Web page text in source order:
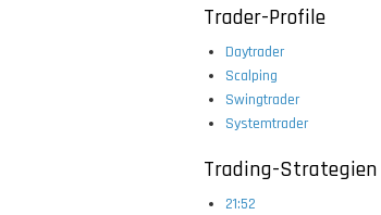
Trader-Profile
Daytrader
Scalping
Swingtrader
Systemtrader
Trading-Strategien
21:52